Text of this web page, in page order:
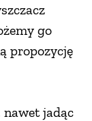
go
propozycję
nawet jadąc